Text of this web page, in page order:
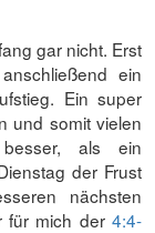
gar nicht. Erst
ein
Ein super
und somit vielen
als ein
der Frust
nächsten
für mich der 4:4-